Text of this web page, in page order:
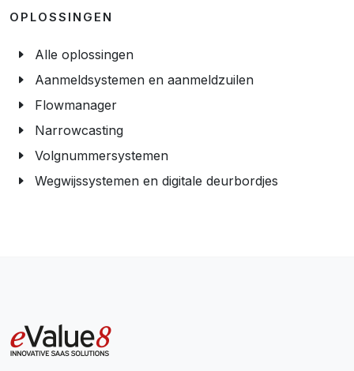
OPLOSSINGEN
Alle oplossingen
Aanmeldsystemen en aanmeldzuilen
Flowmanager
Narrowcasting
Volgnummersystemen
Wegwijssystemen en digitale deurbordjes